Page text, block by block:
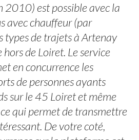
est possible avec la
avec chauffeur (par
types de trajets à Artenay
de Loiret. Le service
en concurrence les
de personnes ayants
sur le 45 Loiret et même
qui permet de transmettre
De votre coté,